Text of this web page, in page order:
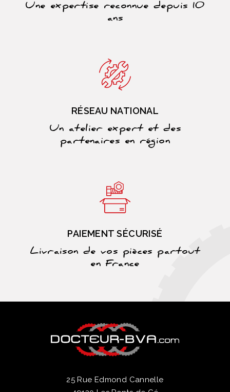
Une expertise reconnue depuis 10
ans
RÉSEAU NATIONAL
Un atelier expert et des
partenaires en région
PAIEMENT SÉCURISÉ
Livraison de vos pièces partout
en France
25 Rue Edmond Cannelle